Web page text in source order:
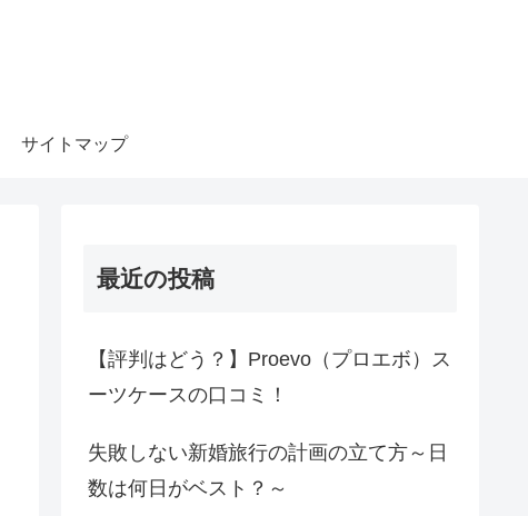
サイトマップ
最近の投稿
【評判はどう？】Proevo（プロエボ）ス
ーツケースの口コミ！
失敗しない新婚旅行の計画の立て方～日
数は何日がベスト？～